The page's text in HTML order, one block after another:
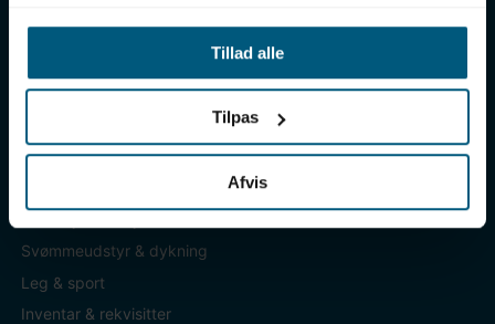
Tillad alle
Tilpas
Afvis
info@lml-sport.dk
Svømmeudstyr & dykning
Leg & sport
Inventar & rekvisitter